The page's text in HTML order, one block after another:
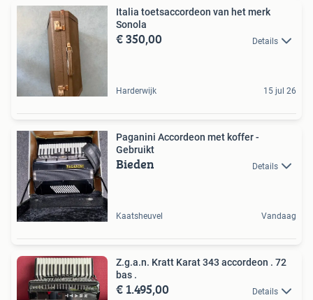
Italia toetsaccordeon van het merk
Sonola
€ 350,00 Details
Harderwijk 15 jul 26
Paganini Accordeon met koffer -
Gebruikt
Bieden Details
Kaatsheuvel Vandaag
Z.g.a.n. Kratt Karat 343 accordeon . 72
bas .
€ 1.495,00 Details